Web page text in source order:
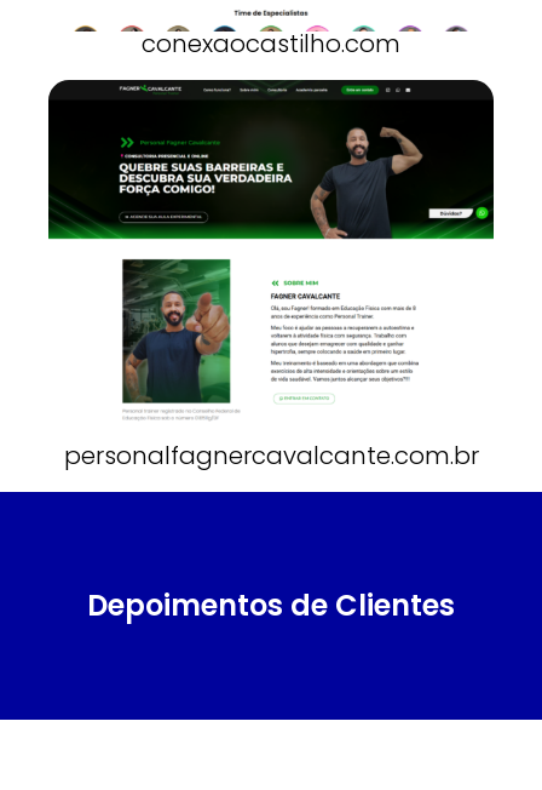
conexaocastilho.com
personalfagnercavalcante.com.br
Depoimentos de Clientes